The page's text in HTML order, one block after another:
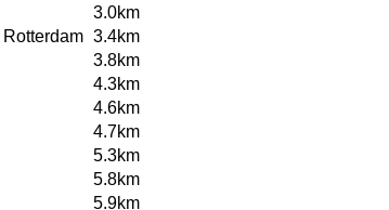
3.0km
3.4km
3.8km
4.3km
4.6km
4.7km
5.3km
5.8km
5.9km